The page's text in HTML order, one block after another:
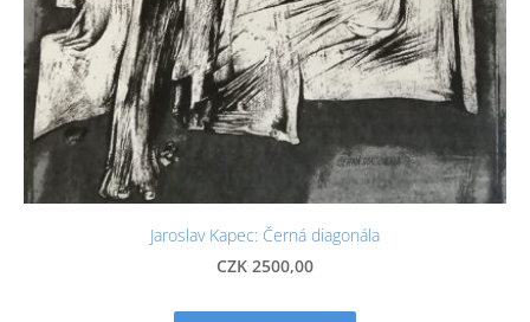
Jaroslav Kapec: Černá diagonála
CZK 2500,00